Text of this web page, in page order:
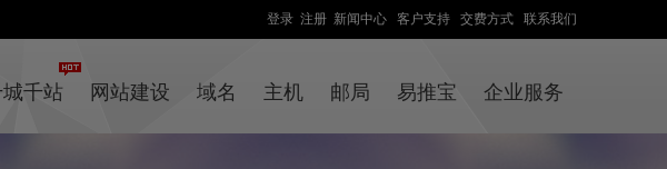
登录 注册 新闻中心 客户支持 交费方式 联系我们
千站 网站建设 域名 主机 邮局 易推宝 企业服务